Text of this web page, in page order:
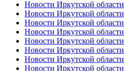
Новости Иркутской области
Новости Иркутской области
Новости Иркутской области
Новости Иркутской области
Новости Иркутской области
Новости Иркутской области
Новости Иркутской области
Новости Иркутской области